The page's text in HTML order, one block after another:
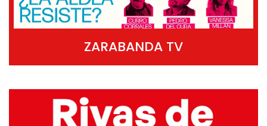
ZARABANDA TV